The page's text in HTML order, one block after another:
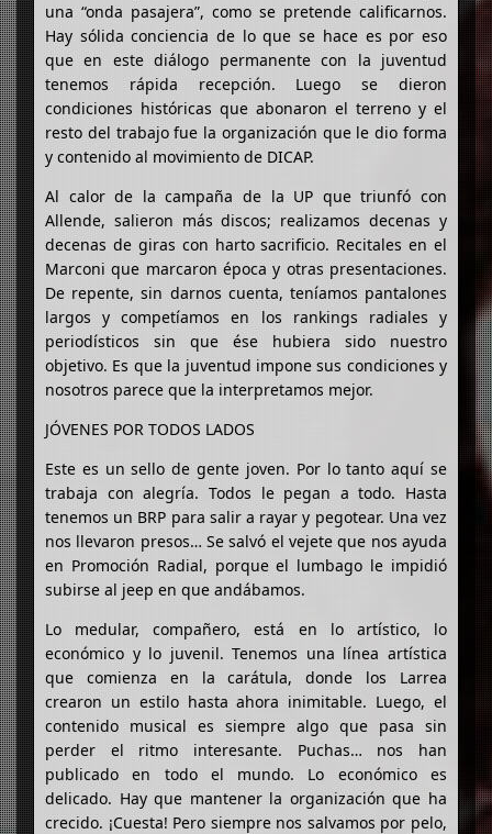
una “onda pasajera”, como se pretende calificarnos.
Hay sólida conciencia de lo que se hace es por eso
que en este diálogo permanente con la juventud
tenemos rápida recepción. Luego se dieron
condiciones históricas que abonaron el terreno y el
resto del trabajo fue la organización que le dio forma
y contenido al movimiento de DICAP.
Al calor de la campaña de la UP que triunfó con
Allende, salieron más discos; realizamos decenas y
decenas de giras con harto sacrificio. Recitales en el
Marconi que marcaron época y otras presentaciones.
De repente, sin darnos cuenta, teníamos pantalones
largos y competíamos en los rankings radiales y
periodísticos sin que ése hubiera sido nuestro
objetivo. Es que la juventud impone sus condiciones y
nosotros parece que la interpretamos mejor.
JÓVENES POR TODOS LADOS
Este es un sello de gente joven. Por lo tanto aquí se
trabaja con alegría. Todos le pegan a todo. Hasta
tenemos un BRP para salir a rayar y pegotear. Una vez
nos llevaron presos… Se salvó el vejete que nos ayuda
en Promoción Radial, porque el lumbago le impidió
subirse al jeep en que andábamos.
Lo medular, compañero, está en lo artístico, lo
económico y lo juvenil. Tenemos una línea artística
que comienza en la carátula, donde los Larrea
crearon un estilo hasta ahora inimitable. Luego, el
contenido musical es siempre algo que pasa sin
perder el ritmo interesante. Puchas… nos han
publicado en todo el mundo. Lo económico es
delicado. Hay que mantener la organización que ha
crecido. ¡Cuesta! Pero siempre nos salvamos por pelo,